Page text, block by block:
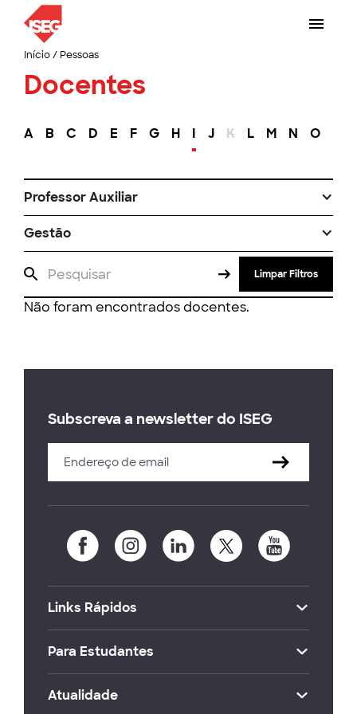
Início/ Pessoas
Docentes
A B C D E F G H I J K L M N O
Professor Auxiliar
Gestão
Limpar Filtros
Não foram encontrados docentes.
Subscreva a newsletter do ISEG
Links Rápidos
Para Estudantes
Atualidade